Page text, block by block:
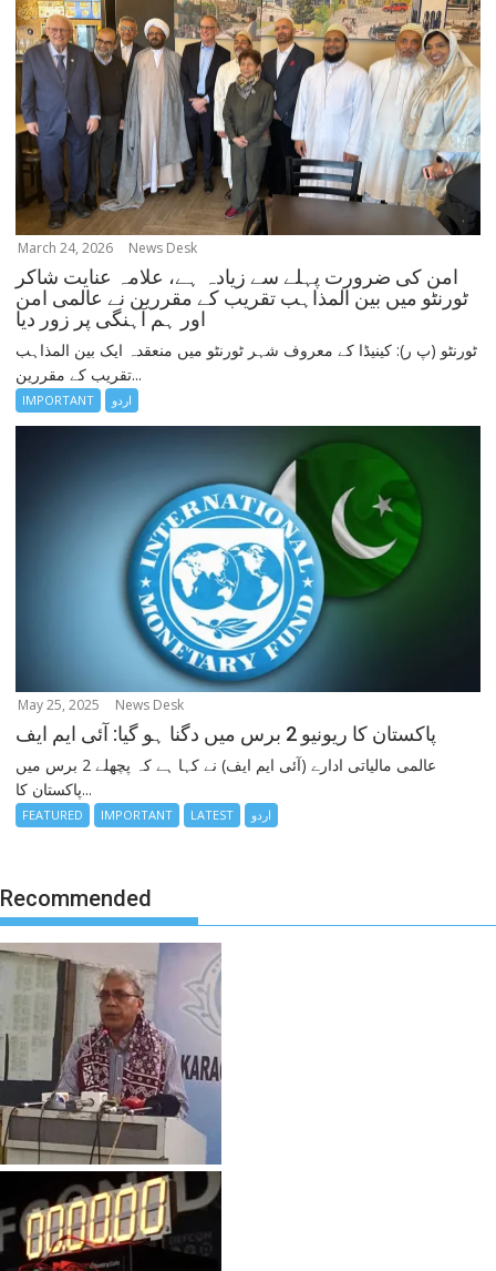
March 24, 2026 News Desk
امن کی ضرورت پہلے سے زیادہ ہے، علامہ عنایت شاکر
ٹورنٹو میں بین المذاہب تقریب کے مقررین نے عالمی امن
اور ہم آہنگی پر زور دیا
ٹورنٹو (پ ر): کینیڈا کے معروف شہر ٹورنٹو میں منعقدہ ایک بین المذاہب
تقریب کے مقررین...
IMPORTANT اردو
May 25, 2025 News Desk
پاکستان کا ریونیو 2 برس میں دگنا ہو گیا: آئی ایم ایف
عالمی مالیاتی ادارے (آئی ایم ایف) نے کہا ہے کہ پچھلے 2 برس میں
پاکستان کا...
FEATURED IMPORTANT LATEST اردو
Recommended